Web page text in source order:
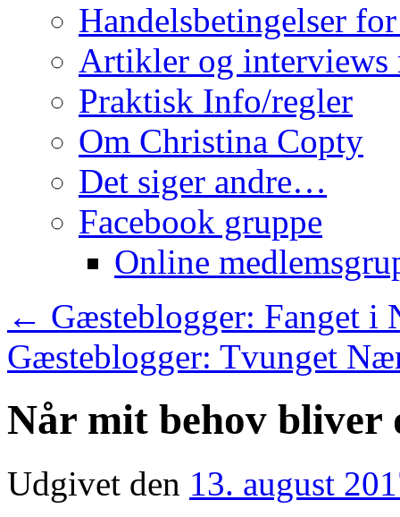
Handelsbetingelser
Artikler og interviews
Praktisk Info/regler
Om Christina Copty
Det siger andre…
Facebook gruppe
Online
← Gæsteblogger: Fanget i
Gæsteblogger: Tvunget
Når mit behov
Udgivet den 13. august